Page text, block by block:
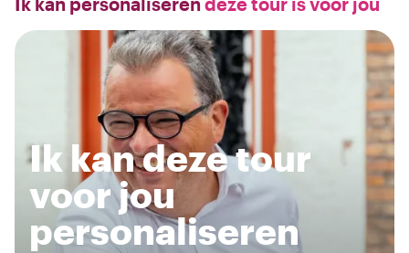
Ik kan deze tour
voor jou
personaliseren